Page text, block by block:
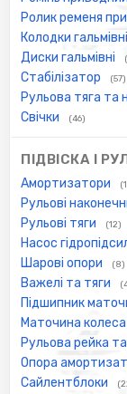
Ролик ременя
Колодки гальмівні
Диски гальмівні
Стабілізатор (57)
Рульова тяга та
Свічки (46)
ПІДВІСКА І
Амортизатори
Рульові
Рульові тяги (12)
Насос
Шарові опори (8)
Важелі та тяги
Підшипник
Маточина колеса
Рульова рейка
Опора
Сайлентблоки